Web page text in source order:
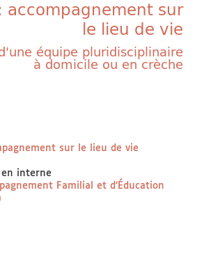
accompagnement sur
le lieu de vie
équipe pluridisciplinaire
à domicile ou en crèche
sur le lieu de vie
en interne
Familial et d’Éducation